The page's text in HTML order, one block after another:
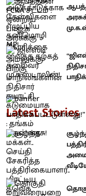
Latest Stories